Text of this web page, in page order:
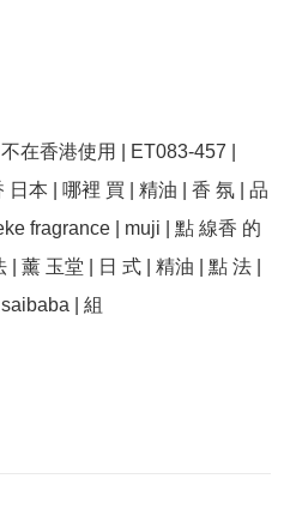
在香港使用 | ET083-457 |
日本 | 哪裡 買 | 精油 | 香 氛 | 品
fragrance | muji | 點 線香 的
薰 玉堂 | 日 式 | 精油 | 點 法 |